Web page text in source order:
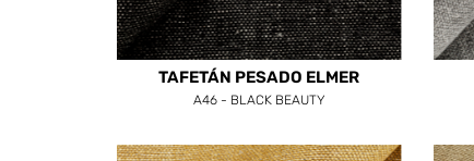
TAFETÁN PESADO ELMER
A46 - BLACK BEAUTY